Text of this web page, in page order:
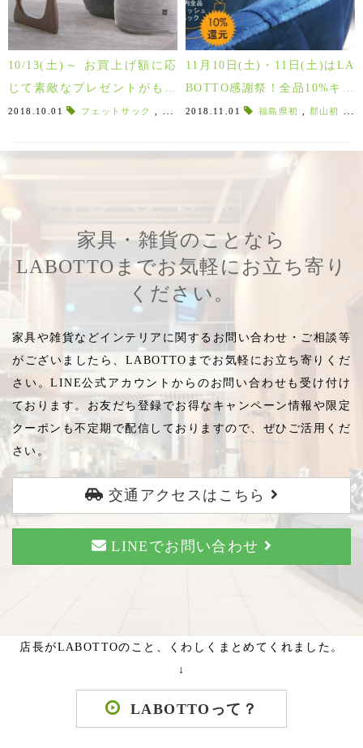
10/13(土)～ お買上げ額に応
じて素敵なプレゼントがもら
える！Labotto家具受注会 in
2018.10.01 フェットサック カデンツァ , パモウナ,ベラコンテ ,
11月10日(土)・11日(土)はLA
BOTTO感謝祭！全品10%キャ
ッシュバックSALE！！
2018.11.01 福島県初 郡山初
家具・雑貨のことなら
LABOTTOまでお気軽にお立ち寄り
ください。
家具や雑貨などインテリアに関するお問い合わせ・ご相談等
がございましたら、LABOTTOまでお気軽にお立ち寄りくだ
さい。LINE公式アカウントからのお問い合わせも受け付け
ております。お友だち登録でお得なキャンペーン情報や限定
クーポンも不定期で配信しておりますので、ぜひご活用くだ
さい。
交通アクセスはこちら
LINEでお問い合わせ
店長がLABOTTOのこと、くわしくまとめてくれました。
↓
LABOTTOって？